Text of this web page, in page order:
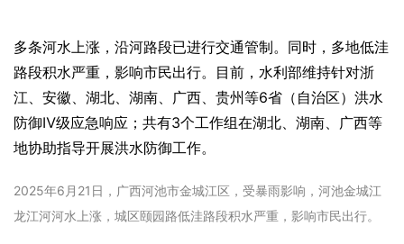
多条河水上涨，沿河路段已进行交通管制。同时，多地低洼
路段积水严重，影响市民出行。目前，水利部维持针对浙
江、安徽、湖北、湖南、广西、贵州等6省（自治区）洪水
防御Ⅳ级应急响应；共有3个工作组在湖北、湖南、广西等
地协助指导开展洪水防御工作。
2025年6月21日，广西河池市金城江区，受暴雨影响，河池金城江
龙江河河水上涨，城区颐园路低洼路段积水严重，影响市民出行。